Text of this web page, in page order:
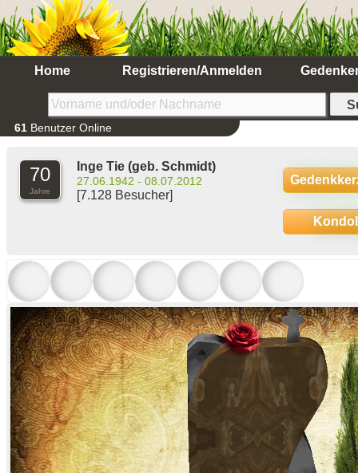
Home Registrieren/Anmelden
61 Benutzer Online
70
Jahre
Inge Tie (geb. Schmidt)
27.06.1942 - 08.07.2012
[7.128 Besucher]